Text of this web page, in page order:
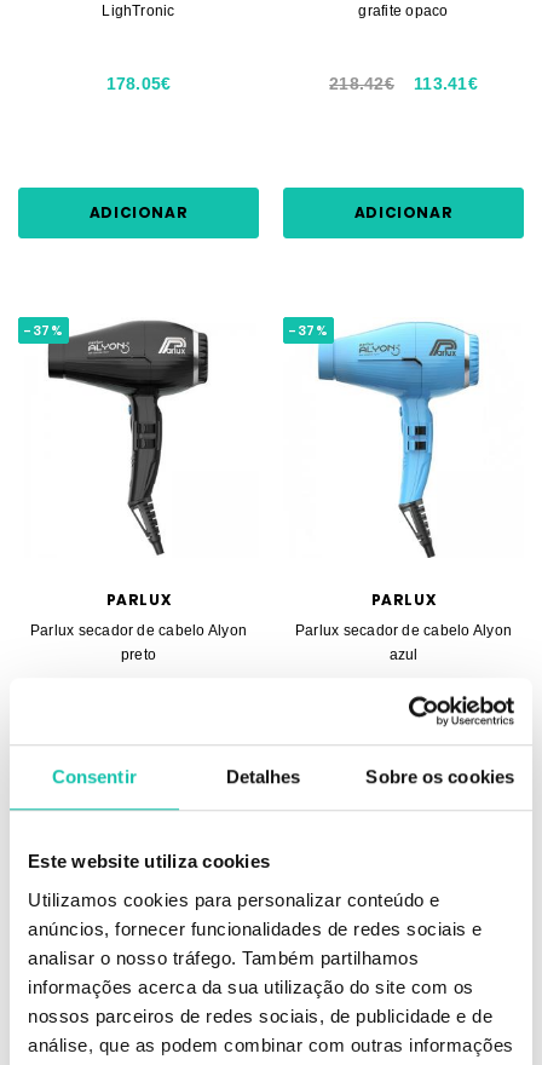
Consentir Detalhes Sobre os cookies
Este website utiliza cookies
Utilizamos cookies para personalizar conteúdo e
anúncios, fornecer funcionalidades de redes sociais e
analisar o nosso tráfego. Também partilhamos
informações acerca da sua utilização do site com os
nossos parceiros de redes sociais, de publicidade e de
análise, que as podem combinar com outras informações
LighTronic
178.05€
ADICIONAR
grafite opaco
218.42€ 113.41€
ADICIONAR
-37%
PARLUX
Parlux secador de cabelo Alyon
preto
ADICIONAR
-37%
PARLUX
Parlux secador de cabelo Alyon
azul
113.41€
-37%